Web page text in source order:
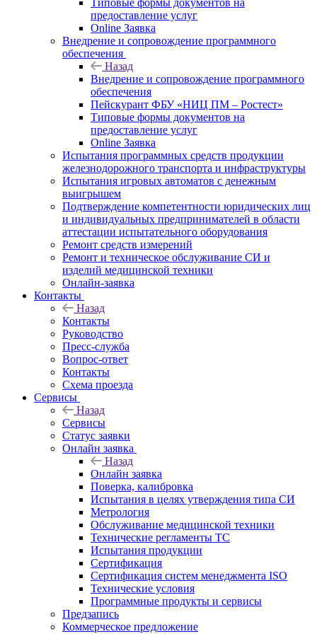
Типовые формы документов на
предоставление услуг
Online Заявка
Внедрение и сопровождение программного
обеспечения
Назад
Внедрение и сопровождение программного
обеспечения
Пейскурант ФБУ «НИЦ ПМ – Ростест»
Типовые формы документов на
предоставление услуг
Online Заявка
Испытания программных средств продукции
железнодорожного транспорта и инфраструктуры
Испытания игровых автоматов с денежным
выигрышем
Подтверждение компетентности юридических лиц
и индивидуальных предпринимателей в области
аттестации испытательного оборудования
Ремонт средств измерений
Ремонт и техническое обслуживание СИ и
изделий медицинской техники
Онлайн-заявка
Контакты
Назад
Контакты
Руководство
Пресс-служба
Вопрос-ответ
Контакты
Схема проезда
Сервисы
Назад
Сервисы
Статус заявки
Онлайн заявка
Назад
Онлайн заявка
Поверка, калибровка
Испытания в целях утверждения типа СИ
Метрология
Обслуживание медицинской техники
Технические регламенты ТС
Испытания продукции
Сертификация
Сертификация систем менеджмента ISO
Технические условия
Программные продукты и сервисы
Предзапись
Коммерческое предложение